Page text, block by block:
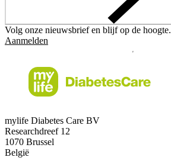
Volg onze nieuwsbrief en blijf op de hoogte.
Aanmelden
mylife Diabetes Care BV
Researchdreef 12
1070 Brussel
België